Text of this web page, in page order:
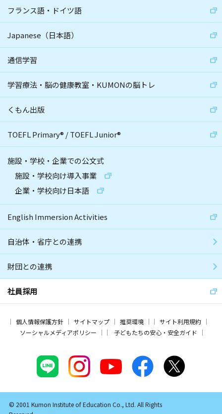
フランス語・ドイツ語
Japanese（日本語）
通信学習
学習療法・脳の健康教室・KUMONの脳トレ
くもん出版
TOEFL Primary® /TOEFL Junior®
施設・学校・企業での公文式
施設・学校向け導入事業
企業・学校向け日本語
English Immersion Activities
自治体・省庁との連携
財団との連携
社員採用
個人情報保護方針 サイトマップ 推奨環境
サイト利用規約
ソーシャルメディアポリシー
子どもたちの安心・安全ガイド
© 2001 Kumon Institute of Education Co., Ltd. All Rights